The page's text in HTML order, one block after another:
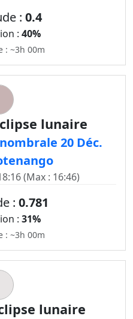
: 0.4
: 40%
: ~3h 00m
lunaire
20 Déc.
(Max : 16:46)
: 0.781
: 31%
: ~3h 00m
lunaire